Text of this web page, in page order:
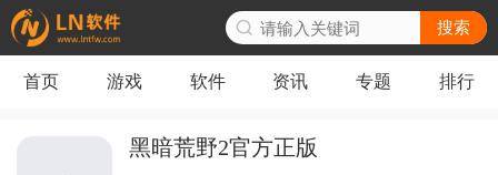
搜索
首页 游戏 软件 资讯 专题 排行
黑暗荒野2官方正版